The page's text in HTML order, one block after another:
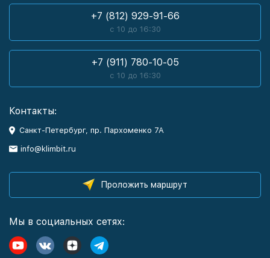
+7 (812) 929-91-66
с 10 до 16:30
+7 (911) 780-10-05
с 10 до 16:30
Контакты:
Санкт-Петербург, пр. Пархоменко 7А
info@klimbit.ru
Проложить маршрут
Мы в социальных сетях: